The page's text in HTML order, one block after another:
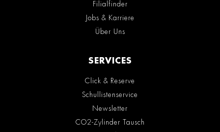
Filialfinder
Jobs & Karriere
Über Uns
SERVICES
Click & Reserve
Schullistenservice
Newsletter
CO2-Zylinder Tausch